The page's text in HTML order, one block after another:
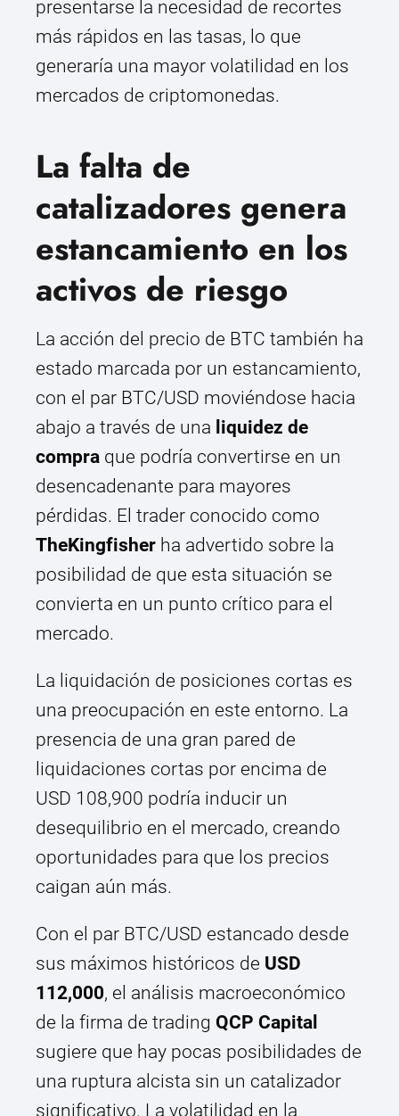
presentarse la necesidad de recortes
más rápidos en las tasas, lo que
generaría una mayor volatilidad en los
mercados de criptomonedas.
La falta de
catalizadores genera
estancamiento en los
activos de riesgo
La acción del precio de BTC también ha
estado marcada por un estancamiento,
con el par BTC/USD moviéndose hacia
abajo a través de una liquidez de
compra que podría convertirse en un
desencadenante para mayores
pérdidas. El trader conocido como
TheKingfisher ha advertido sobre la
posibilidad de que esta situación se
convierta en un punto crítico para el
mercado.
La liquidación de posiciones cortas es
una preocupación en este entorno. La
presencia de una gran pared de
liquidaciones cortas por encima de
USD 108,900 podría inducir un
desequilibrio en el mercado, creando
oportunidades para que los precios
caigan aún más.
Con el par BTC/USD estancado desde
sus máximos históricos de USD
112,000, el análisis macroeconómico
de la firma de trading QCP Capital
sugiere que hay pocas posibilidades de
una ruptura alcista sin un catalizador
significativo. La volatilidad en la